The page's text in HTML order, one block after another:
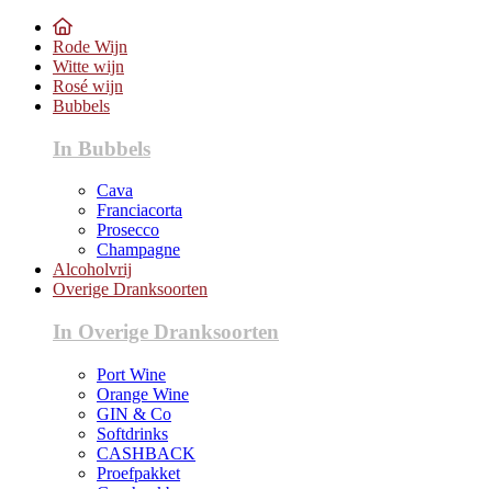
Rode Wijn
Witte wijn
Rosé wijn
Bubbels
In Bubbels
Cava
Franciacorta
Prosecco
Champagne
Alcoholvrij
Overige Dranksoorten
In Overige Dranksoorten
Port Wine
Orange Wine
GIN & Co
Softdrinks
CASHBACK
Proefpakket